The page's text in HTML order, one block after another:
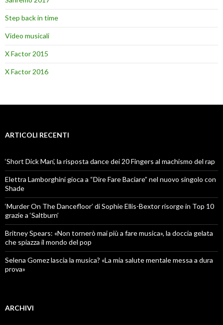
Step back in time
Video musicali
X Factor 2015
X Factor 2016
ARTICOLI RECENTI
‘Short Dick Man’, la risposta dance dei 20 Fingers al machismo del rap
Elettra Lamborghini gioca a “Dire Fare Baciare” nel nuovo singolo con
Shade
‘Murder On The Dancefloor’ di Sophie Ellis-Bextor risorge in Top 10
grazie a ‘Saltburn’
Britney Spears: «Non tornerò mai più a fare musica», la doccia gelata
che spiazza il mondo del pop
Selena Gomez lascia la musica? «La mia salute mentale messa a dura
prova»
ARCHIVI